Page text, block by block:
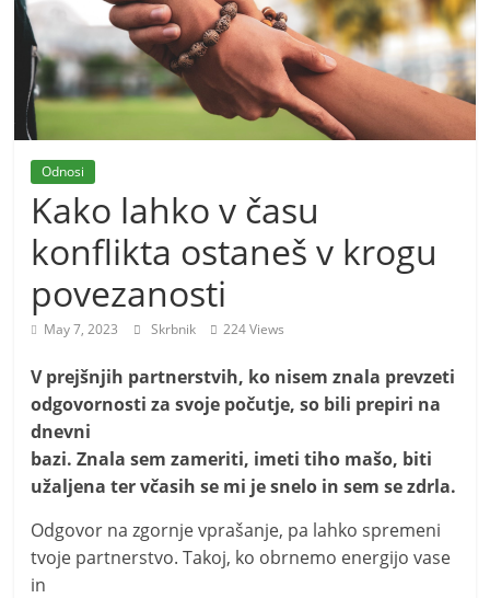
m
o
r
e
m
Odnosi
Kako lahko v času
konflikta ostaneš v krogu
povezanosti
May 7, 2023 Skrbnik 224 Views
V prejšnjih partnerstvih, ko nisem znala prevzeti
odgovornosti za svoje počutje, so bili prepiri na
dnevni
bazi. Znala sem zameriti, imeti tiho mašo, biti
užaljena ter včasih se mi je snelo in sem se zdrla.
Odgovor na zgornje vprašanje, pa lahko spremeni
tvoje partnerstvo. Takoj, ko obrnemo energijo vase
in